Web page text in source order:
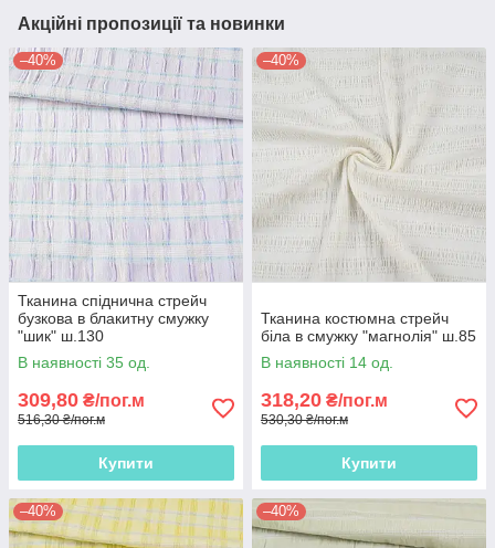
Акційні пропозиції та новинки
–40%
Тканина спіднична стрейч
бузкова в блакитну смужку
"шик" ш.130
В наявності 35 од.
309,80 ₴/пог.м
516,30 ₴/пог.м
Купити
–40%
Тканина костюмна стрейч
біла в смужку "магнолія" ш.85
В наявності 14 од.
318,20 ₴/пог.м
530,30 ₴/пог.м
Купити
–40% –40%